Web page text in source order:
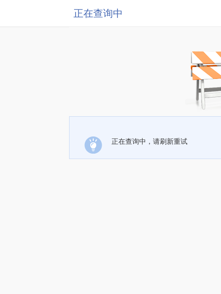
正在查询中
正在查询中，请刷新重试